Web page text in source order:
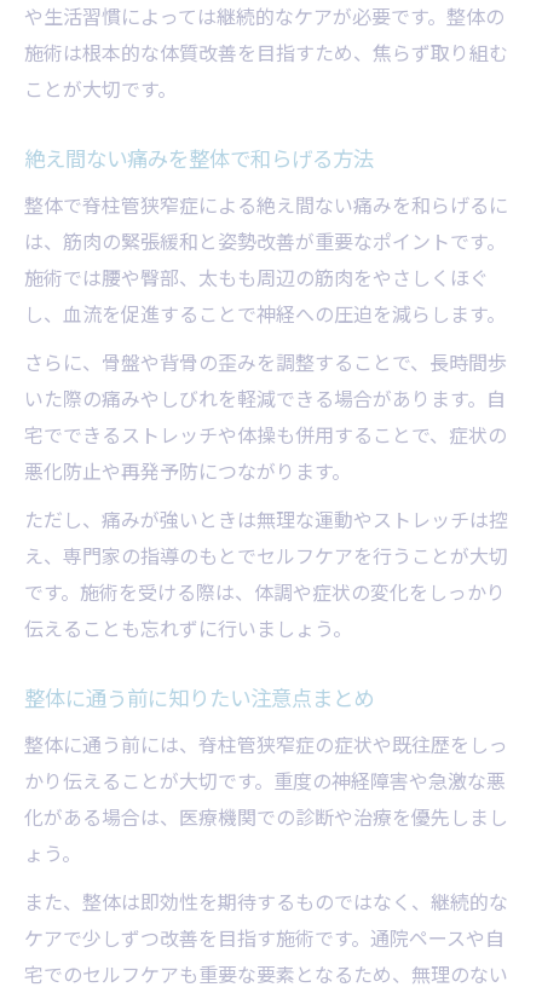
や生活習慣によっては継続的なケアが必要です。整体の
施術は根本的な体質改善を目指すため、焦らず取り組む
ことが大切です。
絶え間ない痛みを整体で和らげる方法
整体で脊柱管狭窄症による絶え間ない痛みを和らげるに
は、筋肉の緊張緩和と姿勢改善が重要なポイントです。
施術では腰や臀部、太もも周辺の筋肉をやさしくほぐ
し、血流を促進することで神経への圧迫を減らします。
さらに、骨盤や背骨の歪みを調整することで、長時間歩
いた際の痛みやしびれを軽減できる場合があります。自
宅でできるストレッチや体操も併用することで、症状の
悪化防止や再発予防につながります。
ただし、痛みが強いときは無理な運動やストレッチは控
え、専門家の指導のもとでセルフケアを行うことが大切
です。施術を受ける際は、体調や症状の変化をしっかり
伝えることも忘れずに行いましょう。
整体に通う前に知りたい注意点まとめ
整体に通う前には、脊柱管狭窄症の症状や既往歴をしっ
かり伝えることが大切です。重度の神経障害や急激な悪
化がある場合は、医療機関での診断や治療を優先しまし
ょう。
また、整体は即効性を期待するものではなく、継続的な
ケアで少しずつ改善を目指す施術です。通院ペースや自
宅でのセルフケアも重要な要素となるため、無理のない